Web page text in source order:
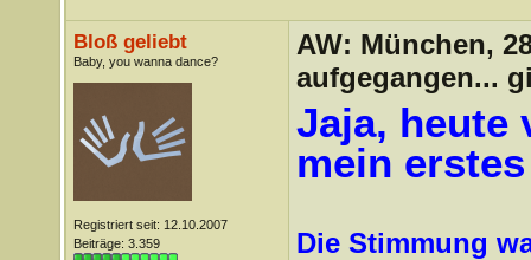
Bloß geliebt
Baby, you wanna dance?
Registriert seit: 12.10.2007
Beiträge: 3.359
AW: München,
aufgegangen...
Jaja, heute
mein
Die Stimmung